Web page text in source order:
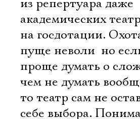
из репертуара даже
академических
на госдотации.
пуще неволи  но
проще думать о
чем не думать
то театр сам не
себе выбора.